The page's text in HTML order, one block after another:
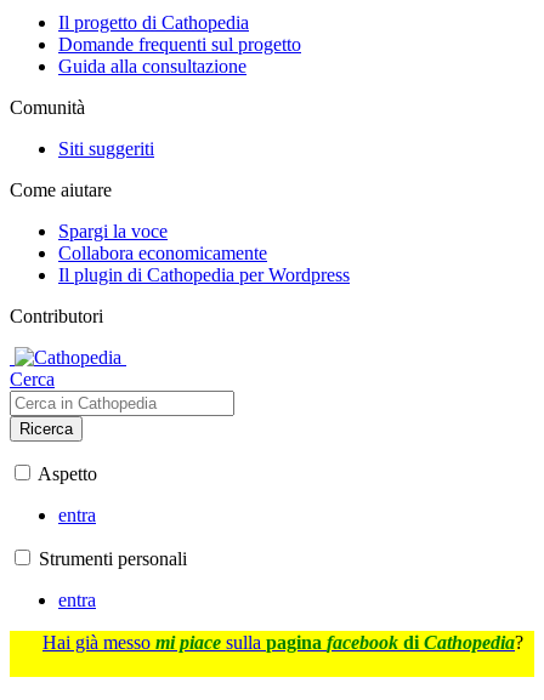
Il progetto di Cathopedia
Domande frequenti sul progetto
Guida alla consultazione
Comunità
Siti suggeriti
Come aiutare
Spargi la voce
Collabora economicamente
Il plugin di Cathopedia per Wordpress
Contributori
Cerca
Ricerca
Aspetto
entra
Strumenti personali
entra
Hai già messo mi piace sulla pagina facebook di Cathopedia?